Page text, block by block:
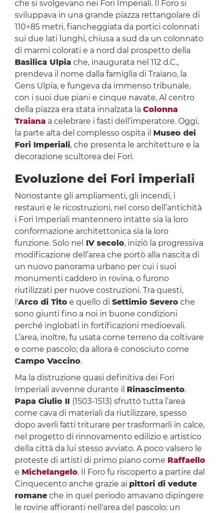
che si svolgevano nei Fori Imperiali. Il Foro si
sviluppava in una grande piazza rettangolare di
110×85 metri, fiancheggiata da portici colonnati
sui due lati lunghi, chiusa a sud da un colonnato
di marmi colorati e a nord dal prospetto della
Basilica Ulpia che, inaugurata nel 112 d.C.,
prendeva il nome dalla famiglia di Traiano, la
Gens Ulpia, e fungeva da immenso tribunale,
con i suoi due piani e cinque navate. Al centro
della piazza era stata innalzata la Colonna
Traianaa celebrare i fasti dell’imperatore. Oggi,
la parte alta del complesso ospita il Museo dei
Fori Imperiali, che presenta le architetture e la
decorazione scultorea dei Fori.
Evoluzione dei Fori imperiali
Nonostante gli ampliamenti, gli incendi, i
restauri e le ricostruzioni, nel corso dell’antichità
i Fori Imperiali mantennero intatte sia la loro
conformazione architettonica sia la loro
funzione. Solo nel IV secolo, iniziò la progressiva
modificazione dell’area che portò alla nascita di
un nuovo panorama urbano per cui i suoi
monumenti caddero in rovina, o furono
riutilizzati per nuove costruzioni. Tra questi,
l'Arco di Titoe quello di Settimio Severoche
sono giunti fino a noi in buone condizioni
perché inglobati in fortificazioni medioevali.
L’area, inoltre, fu usata come terreno da coltivare
e come pascolo; da allora è conosciuto come
Campo Vaccino.
Ma la distruzione quasi definitiva dei Fori
Imperiali avvenne durante il Rinascimento.
Papa Giulio II (1503-1513) sfruttò tutta l’area
come cava di materiali da riutilizzare, spesso
dopo averli fatti triturare per trasformarli in calce,
nel progetto di rinnovamento edilizio e artistico
della città da lui stesso avviato. A poco valsero le
proteste di artisti di primo piano come Raffaello
e Michelangelo. Il Foro fu riscoperto a partire dal
Cinquecento anche grazie ai pittori di vedute
romaneche in quel periodo amavano dipingere
le rovine affioranti nell'area del pascolo: un